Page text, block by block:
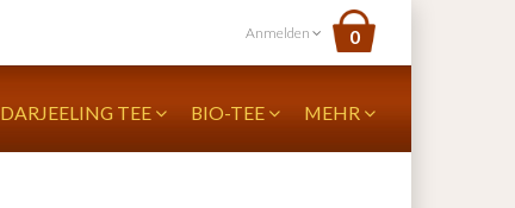
Anmelden 0
DARJEELING TEE BIO-TEE MEHR